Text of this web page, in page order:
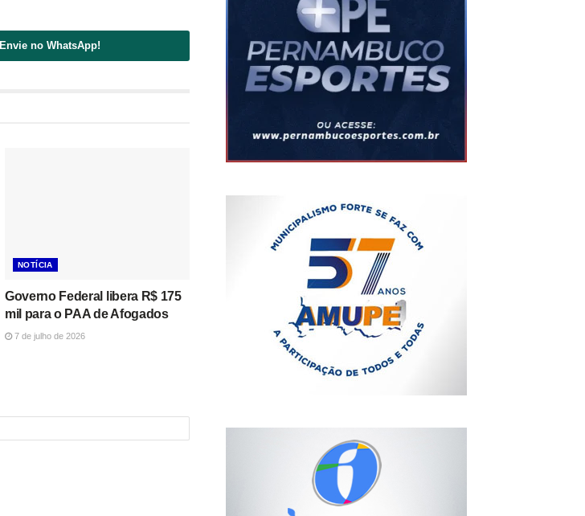
Envie no WhatsApp!
NOTÍCIA
Governo Federal libera R$ 175
mil para o PAA de Afogados
7 de julho de 2026